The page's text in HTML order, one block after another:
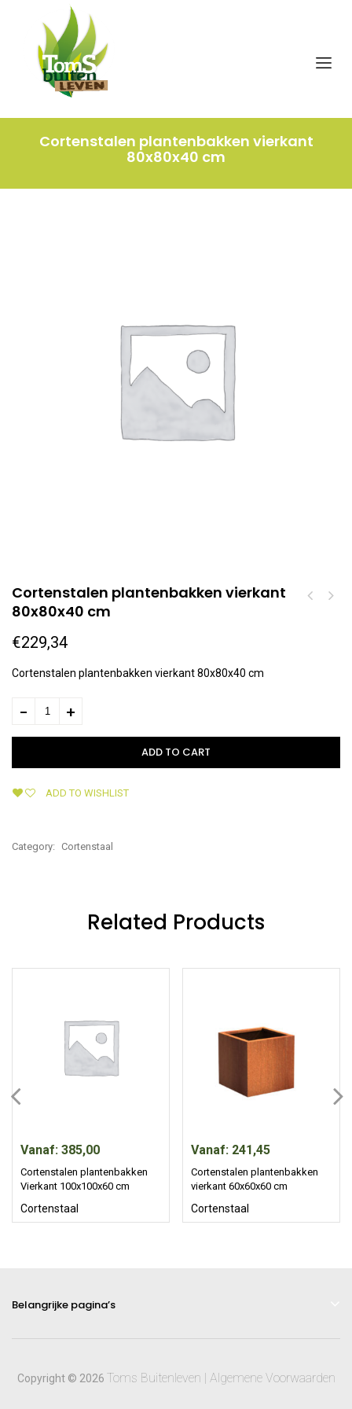
Cortenstalen plantenbakken vierkant
80x80x40 cm
Cortenstalen plantenbakken vierkant
80x80x40 cm
€229,34
Cortenstalen plantenbakken vierkant 80x80x40 cm
ADD TO CART
ADD TO WISHLIST
Category: Cortenstaal
Related Products
Vanaf: 385,00
Cortenstalen plantenbakken
Vierkant 100x100x60 cm
Cortenstaal
Vanaf: 241,45
Cortenstalen plantenbakken
vierkant 60x60x60 cm
Cortenstaal
Belangrijke pagina’s
Copyright © 2026 Toms Buitenleven | Algemene Voorwaarden